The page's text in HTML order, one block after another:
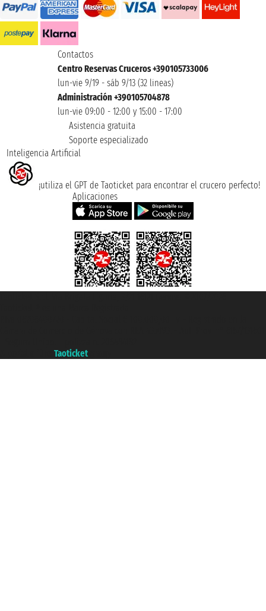
Contactos
Centro Reservas Cruceros +390105733006
lun-vie 9/19 - sáb 9/13 (32 lineas)
Administración +390105704878
lun-vie 09:00 - 12:00 y 15:00 - 17:00
Asistencia gratuita
Soporte especializado
Inteligencia Artificial
¡utiliza el GPT de Taoticket para encontrar el crucero perfecto!
Aplicaciones
Taoticket